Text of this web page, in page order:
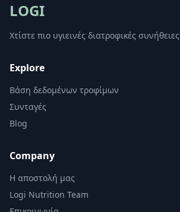
LOGI
Χτίστε πιο υγιεινές διατροφικές συνήθειες
Explore
Βάση δεδομένων τροφίμων
Συνταγές
Blog
Company
Η αποστολή μας
Logi Nutrition Team